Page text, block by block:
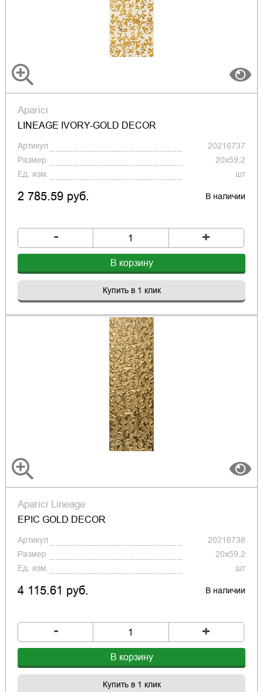
Aparici
LINEAGE IVORY-GOLD DECOR
Артикул
20216737
Размер
20x59,2
Ед. изм.
шт
2 785.59 руб. В наличии
- +
В корзину
Купить в 1 клик
Aparici Lineage
EPIC GOLD DECOR
Артикул
20216738
Размер
20x59,2
Ед. изм.
шт
4 115.61 руб. В наличии
- +
В корзину
Купить в 1 клик